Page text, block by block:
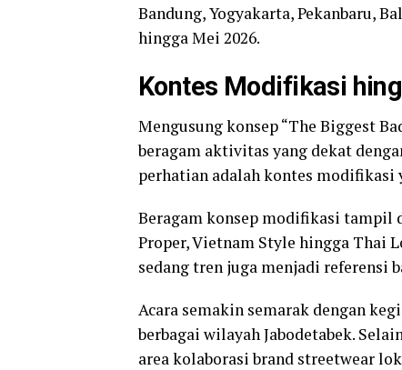
Bandung, Yogyakarta, Pekanbaru,
hingga Mei 2026.
Kontes Modifikasi
Mengusung konsep “The Biggest
beragam aktivitas yang dekat
perhatian adalah kontes modifikasi
Beragam konsep modifikasi tampil
Proper, Vietnam Style hingga Thai
sedang tren juga menjadi referensi
Acara semakin semarak dengan
berbagai wilayah Jabodetabek.
area kolaborasi brand streetwear